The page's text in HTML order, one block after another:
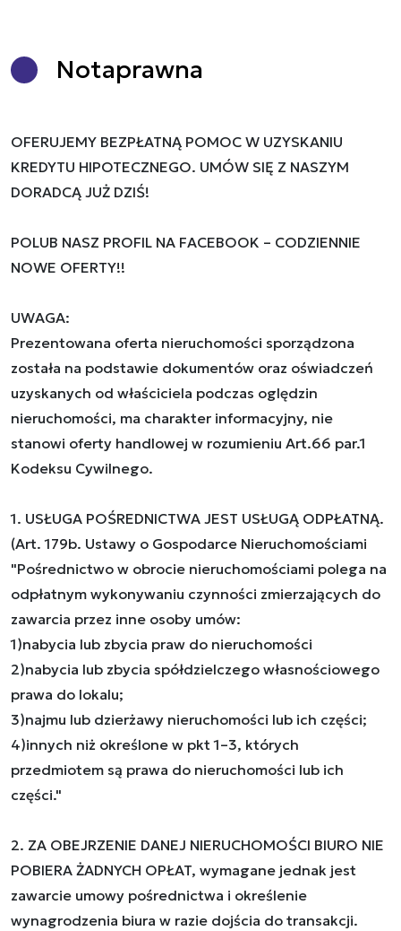
Notaprawna
OFERUJEMY BEZPŁATNĄ POMOC W UZYSKANIU
KREDYTU HIPOTECZNEGO. UMÓW SIĘ Z NASZYM
DORADCĄ JUŻ DZIŚ!
POLUB NASZ PROFIL NA FACEBOOK – CODZIENNIE
NOWE OFERTY!!
UWAGA:
Prezentowana oferta nieruchomości sporządzona
została na podstawie dokumentów oraz oświadczeń
uzyskanych od właściciela podczas oględzin
nieruchomości, ma charakter informacyjny, nie
stanowi oferty handlowej w rozumieniu Art.66 par.1
Kodeksu Cywilnego.
1. USŁUGA POŚREDNICTWA JEST USŁUGĄ ODPŁATNĄ.
(Art. 179b. Ustawy o Gospodarce Nieruchomościami
"Pośrednictwo w obrocie nieruchomościami polega na
odpłatnym wykonywaniu czynności zmierzających do
zawarcia przez inne osoby umów:
1)nabycia lub zbycia praw do nieruchomości
2)nabycia lub zbycia spółdzielczego własnościowego
prawa do lokalu;
3)najmu lub dzierżawy nieruchomości lub ich części;
4)innych niż określone w pkt 1–3, których
przedmiotem są prawa do nieruchomości lub ich
części."
2. ZA OBEJRZENIE DANEJ NIERUCHOMOŚCI BIURO NIE
POBIERA ŻADNYCH OPŁAT, wymagane jednak jest
zawarcie umowy pośrednictwa i określenie
wynagrodzenia biura w razie dojścia do transakcji.